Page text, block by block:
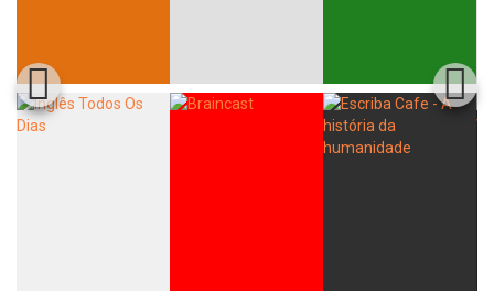
Whatsapp Facebook Twitter E-mail